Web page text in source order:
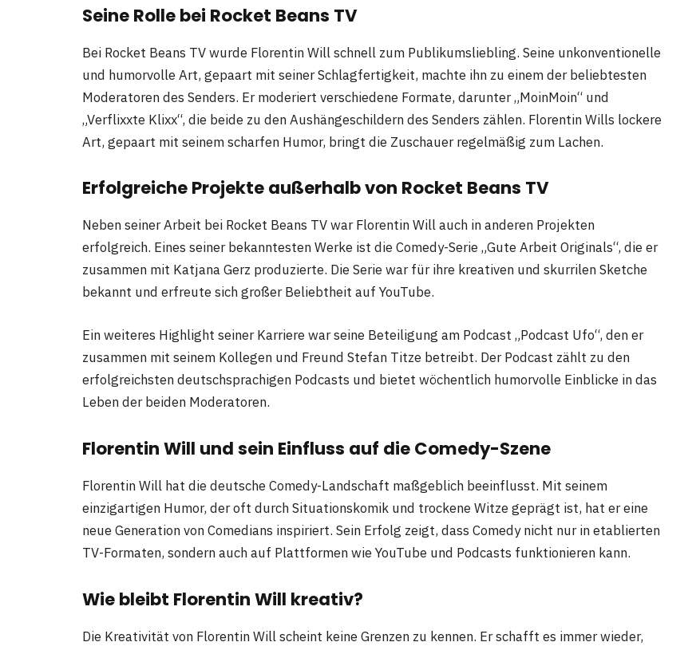
Seine Rolle bei Rocket Beans TV
Bei Rocket Beans TV wurde Florentin Will schnell zum Publikumsliebling. Seine unkonventionelle
und humorvolle Art, gepaart mit seiner Schlagfertigkeit, machte ihn zu einem der beliebtesten
Moderatoren des Senders. Er moderiert verschiedene Formate, darunter „MoinMoin“ und
„Verflixxte Klixx“, die beide zu den Aushängeschildern des Senders zählen. Florentin Wills lockere
Art, gepaart mit seinem scharfen Humor, bringt die Zuschauer regelmäßig zum Lachen.
Erfolgreiche Projekte außerhalb von Rocket Beans TV
Neben seiner Arbeit bei Rocket Beans TV war Florentin Will auch in anderen Projekten
erfolgreich. Eines seiner bekanntesten Werke ist die Comedy-Serie „Gute Arbeit Originals“, die er
zusammen mit Katjana Gerz produzierte. Die Serie war für ihre kreativen und skurrilen Sketche
bekannt und erfreute sich großer Beliebtheit auf YouTube.
Ein weiteres Highlight seiner Karriere war seine Beteiligung am Podcast „Podcast Ufo“, den er
zusammen mit seinem Kollegen und Freund Stefan Titze betreibt. Der Podcast zählt zu den
erfolgreichsten deutschsprachigen Podcasts und bietet wöchentlich humorvolle Einblicke in das
Leben der beiden Moderatoren.
Florentin Will und sein Einfluss auf die Comedy-Szene
Florentin Will hat die deutsche Comedy-Landschaft maßgeblich beeinflusst. Mit seinem
einzigartigen Humor, der oft durch Situationskomik und trockene Witze geprägt ist, hat er eine
neue Generation von Comedians inspiriert. Sein Erfolg zeigt, dass Comedy nicht nur in etablierten
TV-Formaten, sondern auch auf Plattformen wie YouTube und Podcasts funktionieren kann.
Wie bleibt Florentin Will kreativ?
Die Kreativität von Florentin Will scheint keine Grenzen zu kennen. Er schafft es immer wieder,